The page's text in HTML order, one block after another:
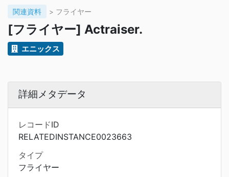
関連資料 > フライヤー
[フライヤー] Actraiser.
エニックス
詳細メタデータ
レコードID
RELATEDINSTANCE0023663
タイプ
フライヤー